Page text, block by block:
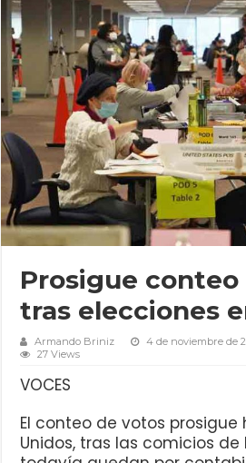
Prosigue
tras elecciones
Armando Briniz 4 de noviembre de
27 Views
VOCES
El conteo de votos prosigue
Unidos, tras las comicios de